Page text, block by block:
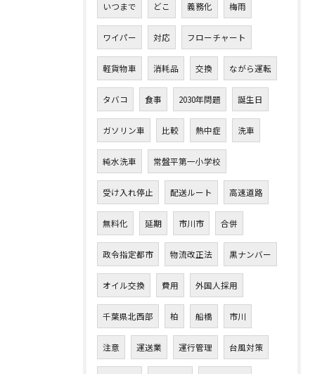
いつまで どこ 義務化 梅雨
ワイパー 対応 フローチャート
軽貨物車 消耗品 交換 ながら運転
タバコ 食事 2030年問題 誕生日
ガソリン車 比較 熱中症 洗車
純水洗車 常盤平第一小学校
受け入れ停止 配送ルート 高速道路
無料化 延期 市川市 合併
政令指定都市 物流改正法 黒ナンバー
オイル交換 費用 外国人採用
千葉県北西部 柏 船橋 市川
注意 運送業 運行管理 台風対策